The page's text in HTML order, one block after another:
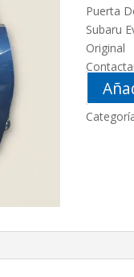
ra
co
n
00
en
ba
s
en
Puerta
Subaru
Original